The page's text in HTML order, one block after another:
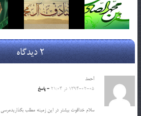
2 دیدگاه
احمد
1394-02-05 در 21:04 - پاسخ
سلام خداقوت بیشتر در این زمینه مطلب بگذاریدمرسی